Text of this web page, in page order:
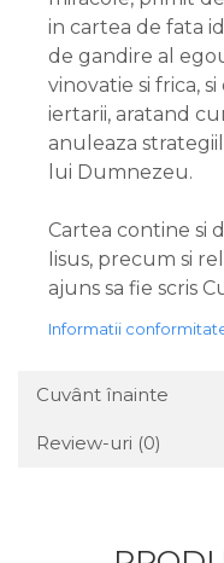
in cartea de fata
de gandire al
vinovatie si frica,
iertarii, aratand
anuleaza
lui Dumnezeu.
Cartea contine si
Iisus, precum si
ajuns sa fie scris
Informatii
Cuvânt înainte
Review-uri (0)